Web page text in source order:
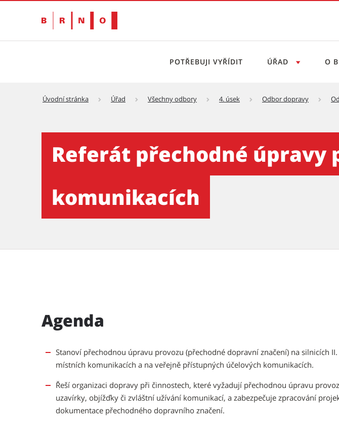
POTŘEBUJI VYŘÍDIT ÚŘAD O
Úvodní stránka Úřad Všechny odbory 4. úsek Odbor dopravy
Referát přechodné úpravy
komunikacích
Agenda
Stanoví přechodnou úpravu provozu (přechodné dopravní značení) na silnicích
místních komunikacích a na veřejně přístupných účelových komunikacích.
Řeší organizaci dopravy při činnostech, které vyžadují přechodnou úpravu
uzavírky, objížďky či zvláštní užívání komunikací, a zabezpečuje zpracování
dokumentace přechodného dopravního značení.